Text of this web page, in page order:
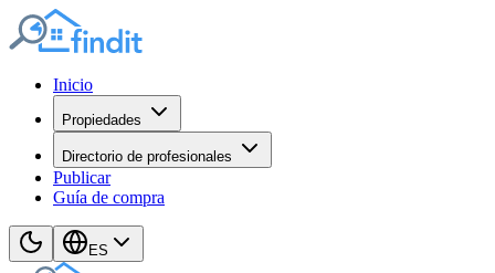
Inicio
Propiedades
Directorio de profesionales
Publicar
Guía de compra
ES